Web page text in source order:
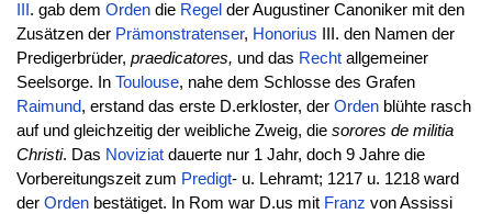
. gab dem Ordendie Regel der Augustiner Canoniker mit den
Zusätzen der Prämonstratenser, Honorius III. den Namen der
Predigerbrüder, praedicatores, und das Rechtallgemeiner
Seelsorge. In Toulouse, nahe dem Schlosse des Grafen
Raimund, erstand das erste D.erkloster, der Ordenblühte rasch
auf und gleichzeitig der weibliche Zweig, die sorores de militia
Christi. Das Noviziatdauerte nur 1 Jahr, doch 9 Jahre die
Vorbereitungszeit zum Predigt- u. Lehramt; 1217 u. 1218 ward
der Ordenbestätiget. In Rom war D.us mit Franz von Assissi